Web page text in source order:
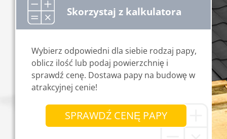
Skorzystaj z kalkulatora
Wybierz odpowiedni dla siebie rodzaj papy,
oblicz ilość lub podaj powierzchnię i
sprawdź cenę. Dostawa papy na budowę w
atrakcyjnej cenie!
SPRAWDŹ CENĘ PAPY